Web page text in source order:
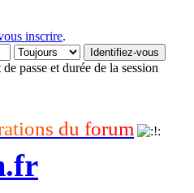
inscrire.
passe et durée de la session
ations du forum